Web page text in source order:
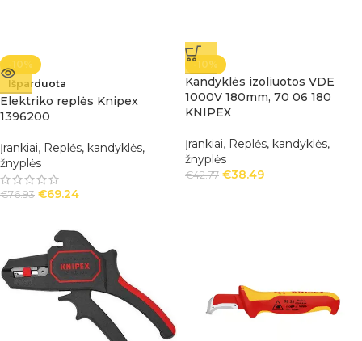
-10%
Išparduota
Elektriko replės Knipex
1396200
Įrankiai, Replės, kandyklės,
žnyplės
€76.93 €69.24
-10%
Kandyklės izoliuotos VDE
1000V 180mm, 70 06 180
KNIPEX
Įrankiai, Replės, kandyklės,
žnyplės
€42.77 €38.49